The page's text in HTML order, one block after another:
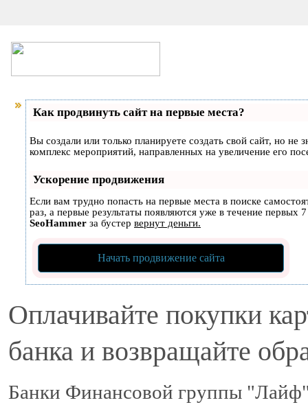
Как продвинуть сайт на первые места?
Вы создали или только планируете создать свой сайт, но
комплекс мероприятий, направленных на увеличение его
Ускорение продвижения
Если вам трудно попасть на первые места в поиске
раз, а первые результаты появляются уже в течение первых
SeoHammer за бустер вернут деньги.
Начать продвижение сайта
Оплачивайте покупки
банка и возвращайте
Банки Финансовой группы